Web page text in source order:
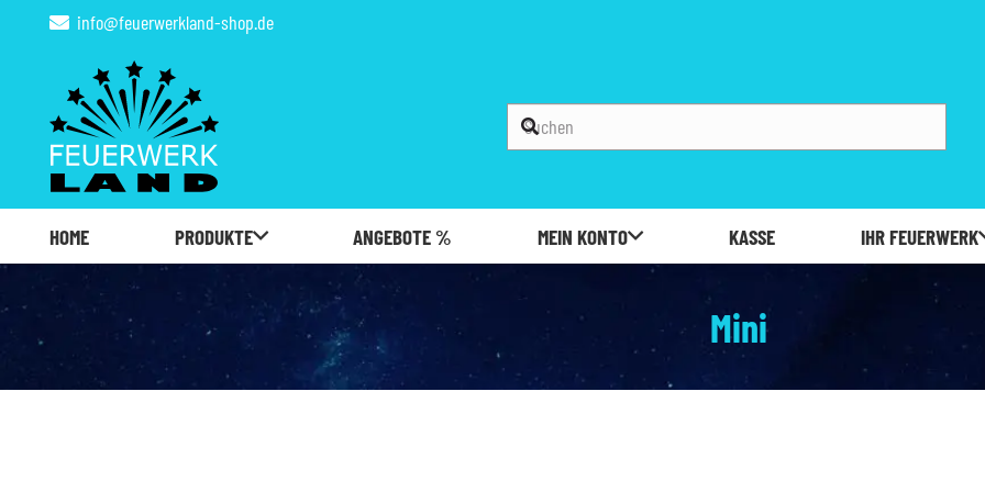
info@feuerwerkland-shop.de
HOME PRODUKTE ANGEBOTE % MEIN KONTO KASSE IHR FEUERWERK
Mini